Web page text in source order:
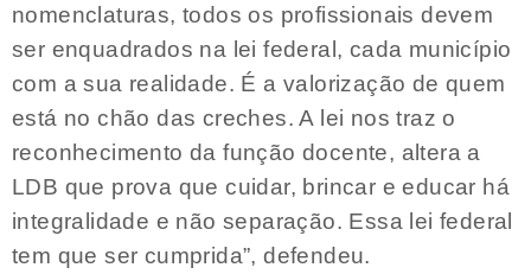
nomenclaturas, todos os profissionais devem
ser enquadrados na lei federal, cada município
com a sua realidade. É a valorização de quem
está no chão das creches. A lei nos traz o
reconhecimento da função docente, altera a
LDB que prova que cuidar, brincar e educar há
integralidade e não separação. Essa lei federal
tem que ser cumprida”, defendeu.